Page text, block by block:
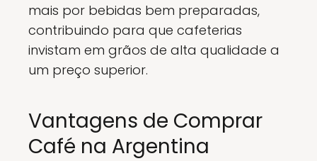
mais por bebidas bem preparadas,
contribuindo para que cafeterias
invistam em grãos de alta qualidade a
um preço superior.
Vantagens de Comprar
Café na Argentina